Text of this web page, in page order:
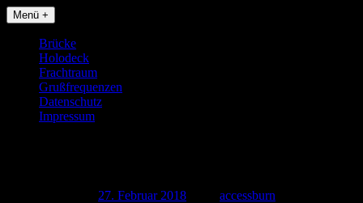
Menü +
Brücke
Holodeck
Frachtraum
Grußfrequenzen
Datenschutz
Impressum
27. Februar 2018 accessburn